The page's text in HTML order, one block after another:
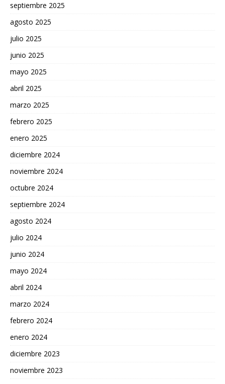
septiembre 2025
agosto 2025
julio 2025
junio 2025
mayo 2025
abril 2025
marzo 2025
febrero 2025
enero 2025
diciembre 2024
noviembre 2024
octubre 2024
septiembre 2024
agosto 2024
julio 2024
junio 2024
mayo 2024
abril 2024
marzo 2024
febrero 2024
enero 2024
diciembre 2023
noviembre 2023